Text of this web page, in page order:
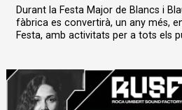
Durant la Festa Major de Blancs i
fàbrica es convertirà, un any més,
Festa, amb activitats per a tots els